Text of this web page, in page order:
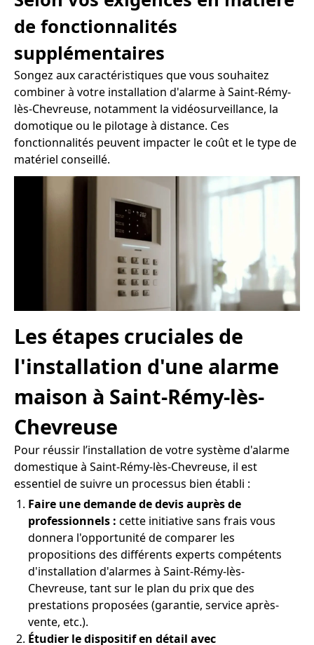
de fonctionnalités
supplémentaires
Songez aux caractéristiques que vous souhaitez
combiner à votre installation d'alarme à Saint-Rémy-
lès-Chevreuse, notamment la vidéosurveillance, la
domotique ou le pilotage à distance. Ces
fonctionnalités peuvent impacter le coût et le type de
matériel conseillé.
Les étapes cruciales de
l'installation d'une alarme
maison à Saint-Rémy-lès-
Chevreuse
Pour réussir l’installation de votre système d'alarme
domestique à Saint-Rémy-lès-Chevreuse, il est
essentiel de suivre un processus bien établi :
Faire une demande de devis auprès de
professionnels : cette initiative sans frais vous
donnera l'opportunité de comparer les
propositions des différents experts compétents
d'installation d'alarmes à Saint-Rémy-lès-
Chevreuse, tant sur le plan du prix que des
prestations proposées (garantie, service après-
vente, etc.).
Étudier le dispositif en détail avec